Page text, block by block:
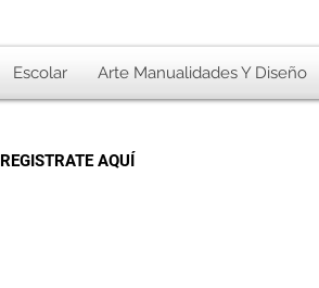
Escolar Arte Manualidades Y Diseño
REGISTRATE AQUÍ